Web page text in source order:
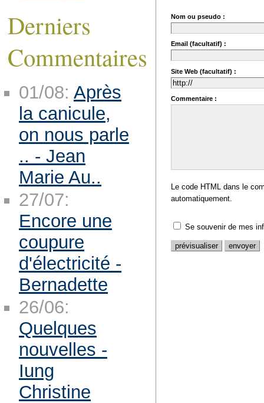
Nom ou pseudo :
Email (facultatif) :
Site Web (facultatif) :
Commentaire :
Le code HTML dans le
automatiquement.
Se souvenir de mes
Derniers
Commentaires
01/08: Après
la canicule,
on nous parle
.. - Jean
Marie Au..
27/07:
Encore une
coupure
d'électricité -
Bernadette
26/06:
Quelques
nouvelles -
Iung
Christine